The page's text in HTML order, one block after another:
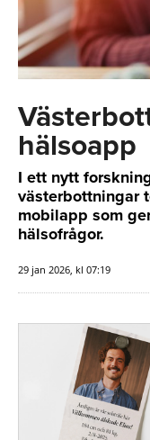
hälsoapp
I ett nytt
västerbottningar
mobilapp som
hälsofrågor.
29 jan 2026, kl 07:19